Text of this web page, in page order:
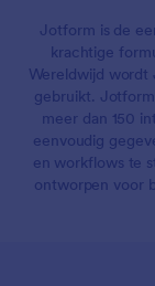
Jotform is de
krachtige
Wereldwijd wordt
gebruikt.
meer dan 150
eenvoudig
en workflows te
ontworpen voor